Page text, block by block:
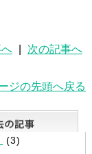
次の記事へ
ジの先頭へ戻る
(3)